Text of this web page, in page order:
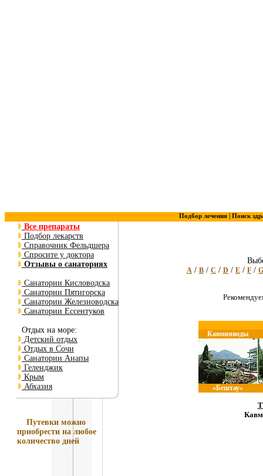
Подбор лечения | Поиск
Все препараты
Подбор лекарств
Справочник Фельдшера
Спросите у доктора
Отзывы о санаториях
Санатории Кисловодска
Санатории Пятигорска
Санатории Железноводска
Санатории Ессентуков
Отдых на море:
Детский отдых
Отдых в Сочи
Санатории Анапы
Геленджик
Крым
Абхазия
Путевки можно
приобрести на любое
количество дней
A / B / C / D / E / F / G
Кавминводы
«Бештау»